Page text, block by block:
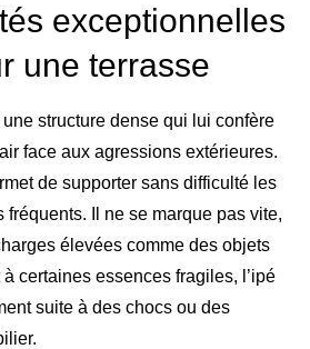
exceptionnelles
une terrasse
structure dense qui lui confère
face aux agressions extérieures.
de supporter sans difficulté les
fréquents. Il ne se marque pas vite,
élevées comme des objets
certaines essences fragiles, l’ipé
suite à des chocs ou des